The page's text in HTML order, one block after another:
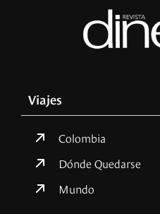
Viajes
Colombia
Dónde Quedarse
Mundo